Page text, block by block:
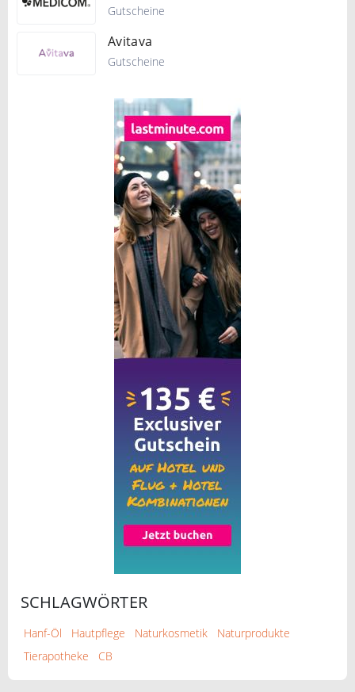
Gutscheine
Avitava
Gutscheine
SCHLAGWÖRTER
Hanf-Öl Hautpflege Naturkosmetik
Naturprodukte
Tierapotheke
CB